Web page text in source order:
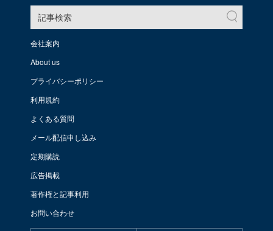
記事検索
会社案内
About us
プライバシーポリシー
利用規約
よくある質問
メール配信申し込み
定期購読
広告掲載
著作権と記事利用
お問い合わせ